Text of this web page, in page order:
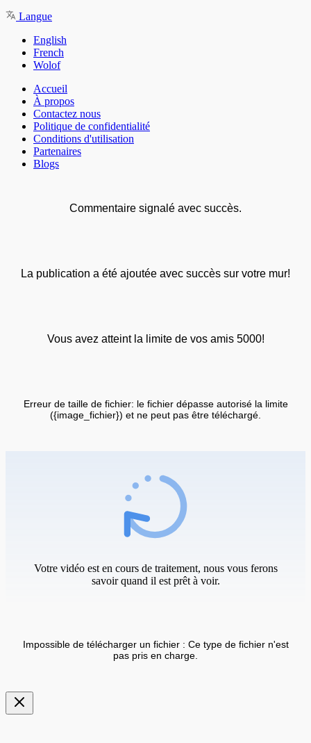
Langue
English
French
Wolof
Accueil
À propos
Contactez nous
Politique de confidentialité
Conditions d'utilisation
Partenaires
Blogs
Commentaire signalé avec succès.
La publication a été ajoutée avec succès sur votre mur!
Vous avez atteint la limite de vos amis 5000!
Erreur de taille de fichier: le fichier dépasse autorisé la limite
({image_fichier}) et ne peut pas être téléchargé.
Votre vidéo est en cours de traitement, nous vous ferons
savoir quand il est prêt à voir.
Impossible de télécharger un fichier : Ce type de fichier n'est
pas pris en charge.